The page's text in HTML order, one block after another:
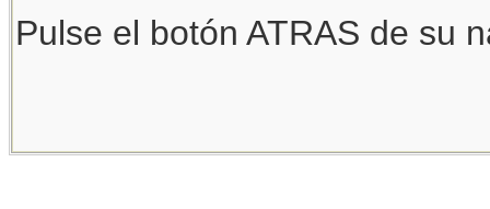
Pulse el botón ATRAS de su